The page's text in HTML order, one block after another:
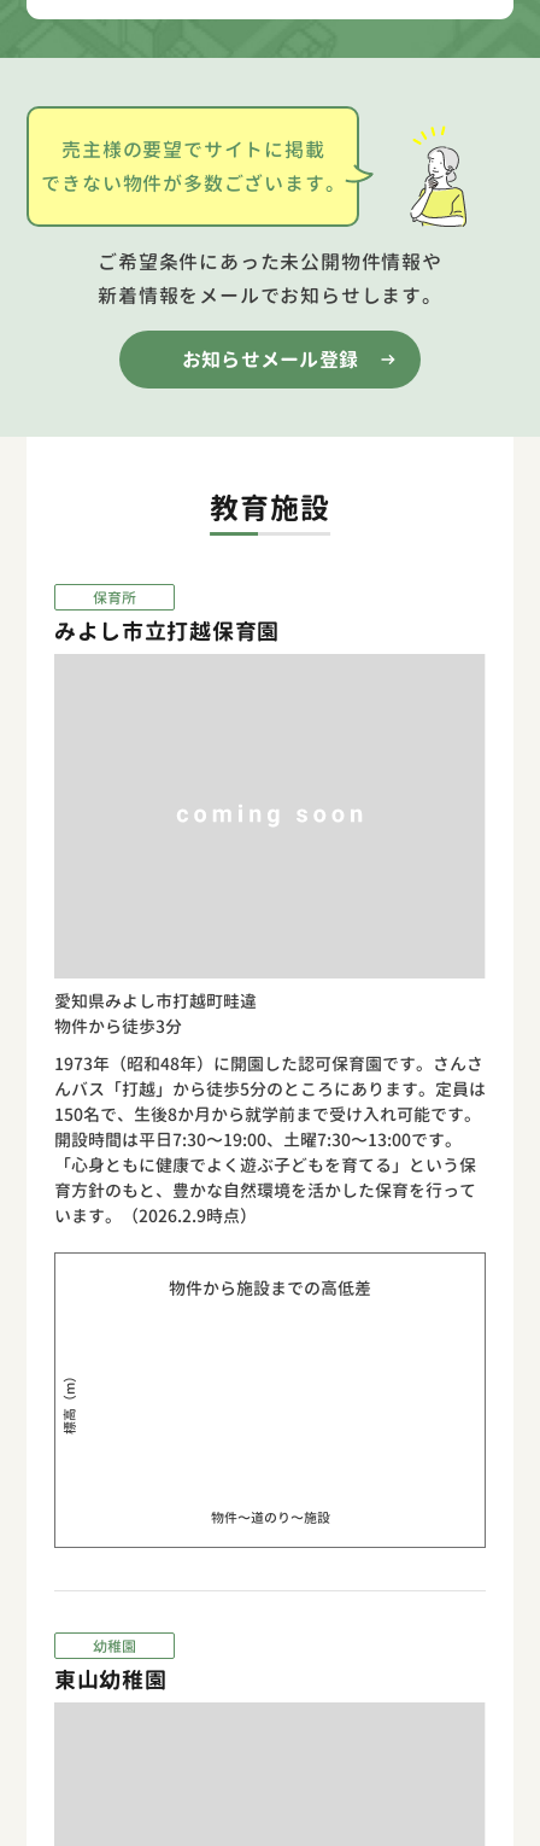
売主様の要望でサイトに掲載
できない物件が多数ございます。
ご希望条件にあった未公開物件情報や
新着情報をメールでお知らせします。
お知らせメール登録
教育施設
保育所
みよし市立打越保育園
愛知県みよし市打越町畦違
物件から徒歩3分
1973年（昭和48年）に開園した認可保育園です。さんさ
んバス「打越」から徒歩5分のところにあります。定員は
150名で、生後8か月から就学前まで受け入れ可能です。
開設時間は平日7:30〜19:00、土曜7:30〜13:00です。
「心身ともに健康でよく遊ぶ子どもを育てる」という保
育方針のもと、豊かな自然環境を活かした保育を行って
います。（2026.2.9時点）
物件から施設までの高低差
標高（m）
物件〜道のり〜施設
幼稚園
東山幼稚園